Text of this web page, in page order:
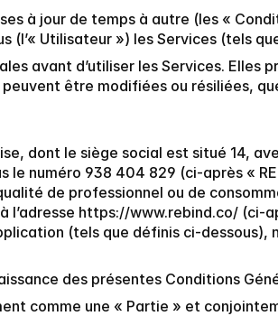
à jour de temps à autre (les «
(l’« Utilisateur ») les Services (tels
avant d’utiliser les Services. Elles
être modifiées ou résiliées,
dont le siège social est situé 14,
numéro 938 404 829 (ci-après «
de professionnel ou de
l’adresse https://www.rebind.co/ (ci-
(tels que définis ci-
des présentes Conditions
comme une « Partie » et